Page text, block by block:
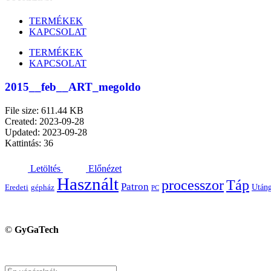
TERMÉKEK
KAPCSOLAT
TERMÉKEK
KAPCSOLAT
2015__feb__ART_megoldo
File size: 611.44 KB
Created: 2023-09-28
Updated: 2023-09-28
Kattintás: 36
Letöltés Előnézet
Eredeti gépház Használt Patron PC processzorTáp
© GyGaTech